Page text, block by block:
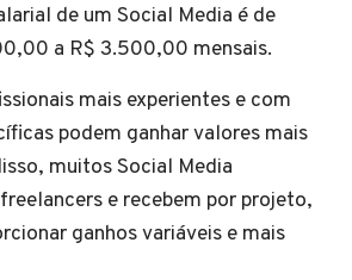
de um Social Media é de
a R$ 3.500,00 mensais.
mais experientes e com
podem ganhar valores mais
muitos Social Media
e recebem por projeto,
ganhos variáveis e mais